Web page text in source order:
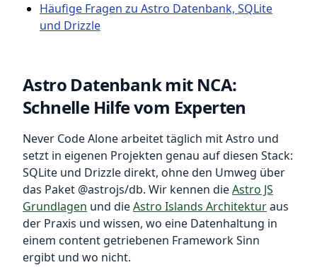
Häufige Fragen zu Astro Datenbank, SQLite
und Drizzle
Astro Datenbank mit NCA:
Schnelle Hilfe vom Experten
Never Code Alone arbeitet täglich mit Astro und
setzt in eigenen Projekten genau auf diesen Stack:
SQLite und Drizzle direkt, ohne den Umweg über
das Paket @astrojs/db. Wir kennen dieAstro JS
Grundlagen und dieAstro Islands Architekturaus
der Praxis und wissen, wo eine Datenhaltung in
einem content getriebenen Framework Sinn
ergibt und wo nicht.